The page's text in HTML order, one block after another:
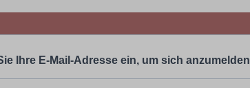
Ihre E-Mail-Adresse ein, um sich anzumelden